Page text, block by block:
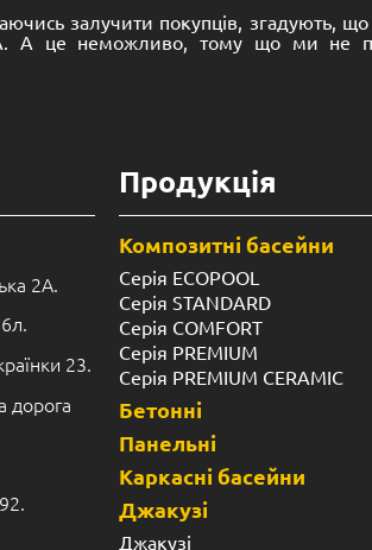
– що це
властивостей, необхідних в
чаші і підвищену жорсткість
композитні басейни
композитних наповнювачів, відносяться
конструкція автоматично
басейни можна сміливо назвати
експлуатацію. А завод-виробник
басейни ідеально підходять
Чаші стійкі до зміщення
нагрітої за день води в
внутрішній шар басейну має
налипає бруд.